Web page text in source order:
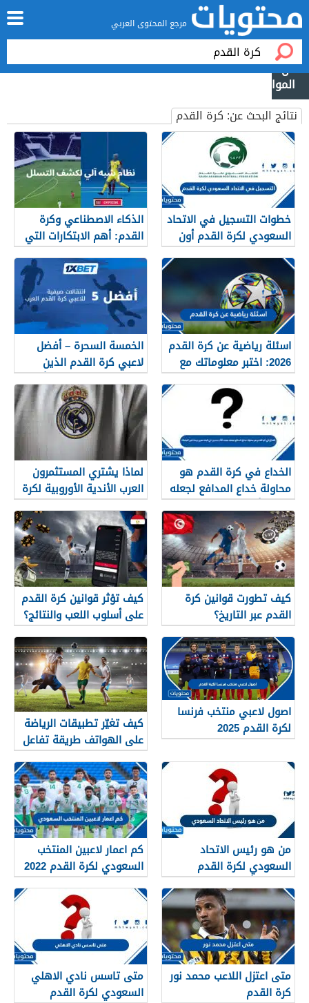
مرجع المحتوى العربي
نتائج البحث عن:كرة القدم
خطوات التسجيل في الاتحاد
السعودي لكرة القدم أون
لاين 1448
الذكاء الاصطناعي وكرة
القدم: أهم الابتكارات التي
تُشكّل اللعبة
اسئلة رياضية عن كرة القدم
2026: اختبر معلوماتك مع
الحلول
الخمسة السحرة – أفضل
لاعبي كرة القدم الذين
يمكنهم تغيير مسار كأس
العالم 2026
الخداع في كرة القدم هو
محاولة خداع المدافع لجعله
يعتقد أنك ستسير في اتجاه
معين بينما تغير اتجاهك
لماذا يشتري المستثمرون
العرب الأندية الأوروبية لكرة
القدم بكثرة؟
كيف تطورت قوانين كرة
القدم عبر التاريخ؟
كيف تؤثر قوانين كرة القدم
على أسلوب اللعب والنتائج؟
اصول لاعبي منتخب فرنسا
لكرة القدم 2025
كيف تغيّر تطبيقات الرياضة
على الهواتف طريقة تفاعل
الجماهير العربية مع كرة
القدم في عام 2026
من هو رئيس الاتحاد
السعودي لكرة القدم
الحالي وأهم المعلومات عنه
كم اعمار لاعبين المنتخب
السعودي لكرة القدم 2022
متى اعتزل اللاعب محمد نور
كرة القدم
متى تاسس نادي الاهلي
السعودي لكرة القدم